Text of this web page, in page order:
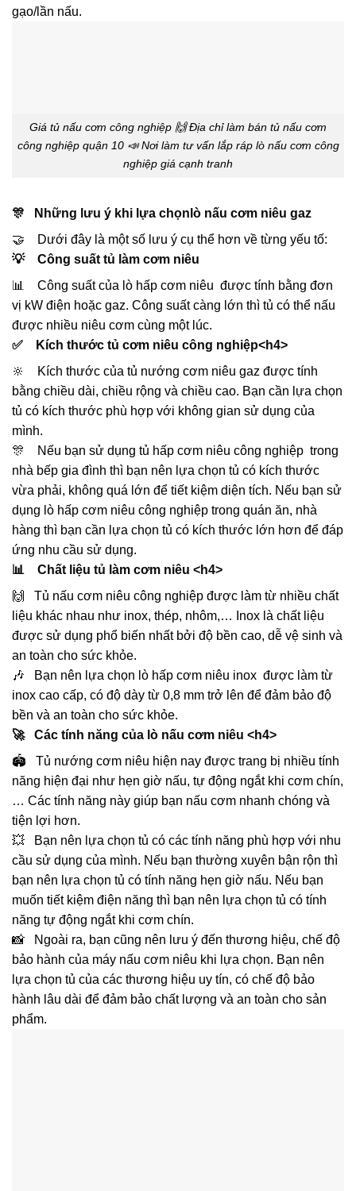
gạo/lần nấu.
Giá tủ nấu cơm công nghiệp 🙌 Địa chỉ làm bán tủ nấu cơm
công nghiệp quận 10 📣 Nơi làm tư vấn lắp ráp lò nấu cơm công
nghiệp giá cạnh tranh
🎊 Những lưu ý khi lựa chọnlò nấu cơm niêu gaz
🤝 Dưới đây là một số lưu ý cụ thể hơn về từng yếu tố:
💡 Công suất tủ làm cơm niêu
📊 Công suất của lò hấp cơm niêu được tính bằng đơn
vị kW điện hoặc gaz. Công suất càng lớn thì tủ có thể nấu
được nhiều niêu cơm cùng một lúc.
✅ Kích thước tủ cơm niêu công nghiệp<h4>
🔆 Kích thước của tủ nướng cơm niêu gaz được tính
bằng chiều dài, chiều rộng và chiều cao. Bạn cần lựa chọn
tủ có kích thước phù hợp với không gian sử dụng của
mình.
🎊 Nếu bạn sử dụng tủ hấp cơm niêu công nghiệp trong
nhà bếp gia đình thì bạn nên lựa chọn tủ có kích thước
vừa phải, không quá lớn để tiết kiệm diện tích. Nếu bạn sử
dụng lò hấp cơm niêu công nghiệp trong quán ăn, nhà
hàng thì bạn cần lựa chọn tủ có kích thước lớn hơn để đáp
ứng nhu cầu sử dụng.
📊 Chất liệu tủ làm cơm niêu <h4>
🙌 Tủ nấu cơm niêu công nghiệp được làm từ nhiều chất
liệu khác nhau như inox, thép, nhôm,… Inox là chất liệu
được sử dụng phổ biến nhất bởi độ bền cao, dễ vệ sinh và
an toàn cho sức khỏe.
🎶 Bạn nên lựa chọn lò hấp cơm niêu inox được làm từ
inox cao cấp, có độ dày từ 0,8 mm trở lên để đảm bảo độ
bền và an toàn cho sức khỏe.
🚀 Các tính năng của lò nấu cơm niêu <h4>
🏟️ Tủ nướng cơm niêu hiện nay được trang bị nhiều tính
năng hiện đại như hẹn giờ nấu, tự động ngắt khi cơm chín,
… Các tính năng này giúp bạn nấu cơm nhanh chóng và
tiện lợi hơn.
💥 Bạn nên lựa chọn tủ có các tính năng phù hợp với nhu
cầu sử dụng của mình. Nếu bạn thường xuyên bận rộn thì
bạn nên lựa chọn tủ có tính năng hẹn giờ nấu. Nếu bạn
muốn tiết kiệm điện năng thì bạn nên lựa chọn tủ có tính
năng tự động ngắt khi cơm chín.
📸 Ngoài ra, bạn cũng nên lưu ý đến thương hiệu, chế độ
bảo hành của máy nấu cơm niêu khi lựa chọn. Bạn nên
lựa chọn tủ của các thương hiệu uy tín, có chế độ bảo
hành lâu dài để đảm bảo chất lượng và an toàn cho sản
phẩm.